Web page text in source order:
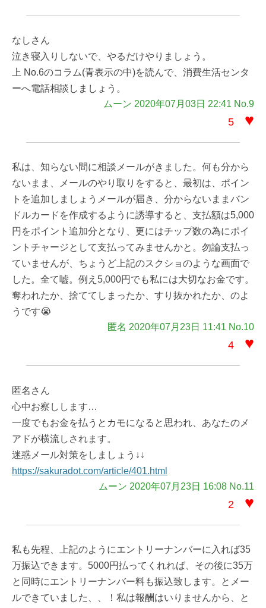
なしさん
泣き寝入りしないで、やるだけやりましょう。
上 No.6のコラム(青表示の中)を読んで、消費生活センタ
ーへ電話相談しましょう。
ムーン 2020年07月03日 22:41 No.9
5 ♥
私は、知らない間に相談メールがきました。何も分から
ないまま、メールのやり取りをすると、最初は、ポイン
トを追加しましょうメールが届き、分からないままバン
ドルカードを作成するように誘導すると、支払額は5,000
円をポイント追加分となり、更にはチップ数の為にポイ
ントチャージとして支払ってみませんかと。勿論支払っ
ていませんが、ちょうど上記のスクショのような画面で
した。全て嘘。例え5,000円でも私には大切なお金です。
奪われたか、捨ててしまったか、すり抜かれたか、のよ
うです😭
匿名 2020年07月23日 11:41 No.10
4 ♥
匿名さん
心中お察しします…
一度でもお金を払うとカモになると思われ、あなたのメ
アドが横流しされます。
迷惑メール対策をしましょう↓↓
https://sakuradot.com/article/401.html
ムーン 2020年07月23日 16:08 No.11
2 ♥
私も先程、上記のようにエントリーナンバーに入れば35
万振込できます。5000円払ってくれれば、その後に35万
と同時にエントリーナンバー料も振込致します。とメー
ルできていました、、！私は報酬はいりませんから、と